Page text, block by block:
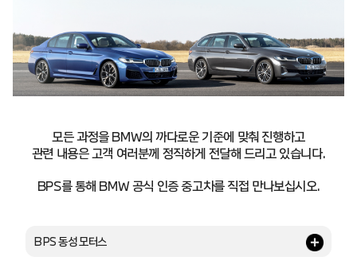
모든 과정을 BMW의 까다로운 기준에 맞춰 진행하고
관련 내용은 고객 여러분께 정직하게 전달해 드리고 있습니다.
BPS를 통해 BMW 공식 인증 중고차를 직접 만나보십시오.
BPS 동성 모터스